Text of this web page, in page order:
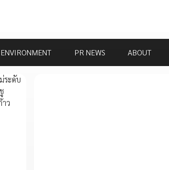
ENVIRONMENT PR NEWS ABOUT